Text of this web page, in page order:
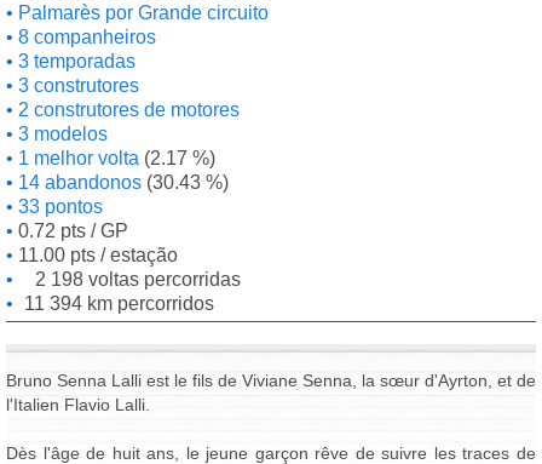
Palmarès por Grande circuito
8 companheiros
3 temporadas
3 construtores
2 construtores de motores
3 modelos
1 melhor volta (2.17 %)
14 abandonos (30.43 %)
33 pontos
0.72 pts / GP
11.00 pts / estação
2 198 voltas percorridas
11 394 km percorridos
Bruno Senna Lalli est le fils de Viviane Senna, la sœur d'Ayrton, et de
l'Italien Flavio Lalli.
Dès l'âge de huit ans, le jeune garçon rêve de suivre les traces de